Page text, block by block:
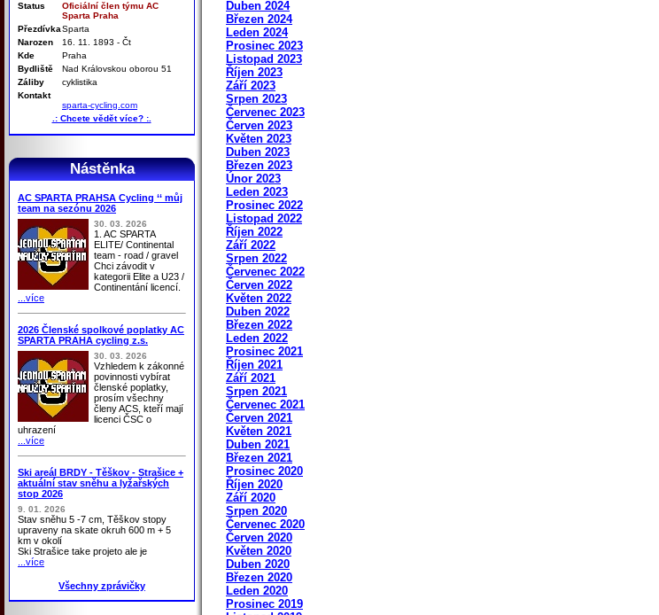
Status
Oficiální člen týmu AC
Sparta Praha
PřezdívkaSparta
Narozen
16. 11. 1893 - Čt
Kde
Praha
Bydliště
Nad Královskou oborou 51
Záliby
cyklistika
Kontakt
sparta-cycling.com
.: Chcete vědět více? :.
Nástěnka
AC SPARTA PRAHSA Cycling ‘‘ můj
team na sezónu 2026
30. 03. 2026
1. AC SPARTA
ELITE/ Continental
team - road / gravel
Chci závodit v
kategorii Elite a U23 /
Continentání licencí.
...více
2026 Členské spolkové poplatky AC
SPARTA PRAHA cycling z.s.
30. 03. 2026
Vzhledem k zákonné
povinnosti vybírat
členské poplatky,
prosím všechny
členy ACS, kteří mají
licenci ČSC o
uhrazení
...více
Ski areál BRDY - Těškov - Strašice +
aktuální stav sněhu a lyžařských
stop 2026
9. 01. 2026
Stav sněhu 5 -7 cm, Těškov stopy
upraveny na skate okruh 600 m + 5
km v okolí
Ski Strašice take projeto ale je
...více
Všechny zprávičky
Duben 2024
Březen 2024
Leden 2024
Prosinec 2023
Listopad 2023
Říjen 2023
Září 2023
Srpen 2023
Červenec 2023
Červen 2023
Květen 2023
Duben 2023
Březen 2023
Únor 2023
Leden 2023
Prosinec 2022
Listopad 2022
Říjen 2022
Září 2022
Srpen 2022
Červenec 2022
Červen 2022
Květen 2022
Duben 2022
Březen 2022
Leden 2022
Prosinec 2021
Říjen 2021
Září 2021
Srpen 2021
Červenec 2021
Červen 2021
Květen 2021
Duben 2021
Březen 2021
Prosinec 2020
Říjen 2020
Září 2020
Srpen 2020
Červenec 2020
Červen 2020
Květen 2020
Duben 2020
Březen 2020
Leden 2020
Prosinec 2019